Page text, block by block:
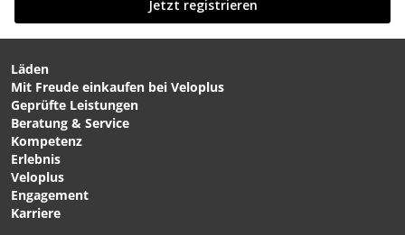
Jetzt registrieren
Läden
Mit Freude einkaufen bei Veloplus
Geprüfte Leistungen
Beratung & Service
Kompetenz
Erlebnis
Veloplus
Engagement
Karriere